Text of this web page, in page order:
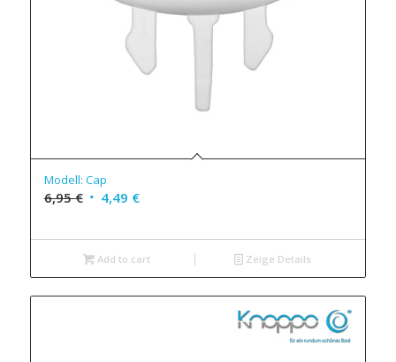
Modell: Cap
6,95€ 4,49 €
Add to cart Zeige Details